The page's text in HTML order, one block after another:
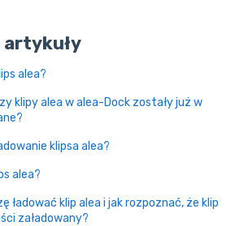
artykuły
alea?
klipy alea w alea-Dock zostały już w
klipsa alea?
alea?
ładować klip alea i jak rozpoznać, że klip
załadowany?